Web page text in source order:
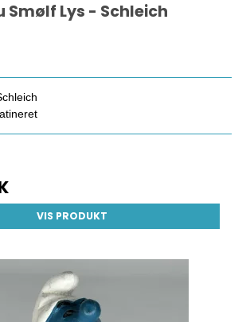
Smølf Lys - Schleich
VIS PRODUKT